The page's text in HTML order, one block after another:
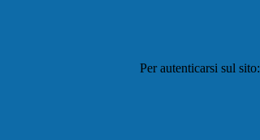
Per autenticarsi sul sito: